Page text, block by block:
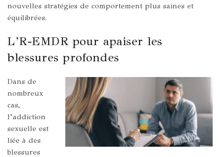
nouvelles stratégies de comportement plus saines et
équilibrées.
L’R-EMDR pour apaiser les
blessures profondes
Dans de
nombreux
cas,
l’addiction
sexuelle est
liée à des
blessures